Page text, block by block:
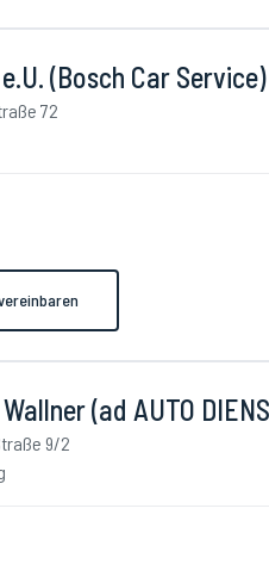
(Bosch Car Service)
72
(ad AUTO
9/2